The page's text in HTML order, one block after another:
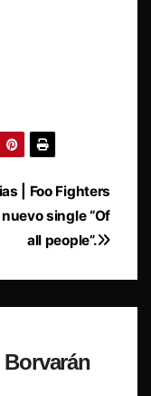
| Foo Fighters
single “Of
all people”.